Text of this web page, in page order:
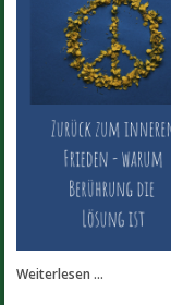
Weiterlesen ...